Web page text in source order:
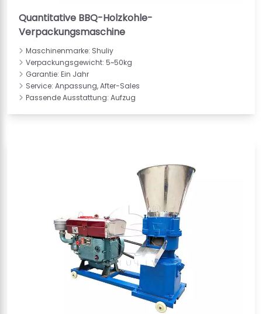
Quantitative BBQ-Holzkohle-
Verpackungsmaschine
Maschinenmarke: Shuliy
Verpackungsgewicht: 5~50kg
Garantie: Ein Jahr
Service: Anpassung, After-Sales
Passende Ausstattung: Aufzug